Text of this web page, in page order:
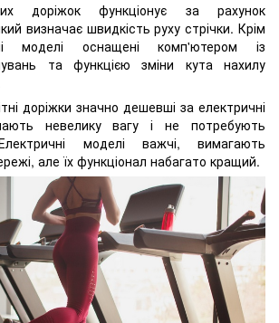
доріжок функціонує за рахунок
визначає швидкість руху стрічки. Крім
моделі оснащені комп'ютером із
та функцією зміни кута нахилу
доріжки значно дешевші за електричні
невелику вагу і не потребують
Електричні моделі важчі, вимагають
але їх функціонал набагато кращий.